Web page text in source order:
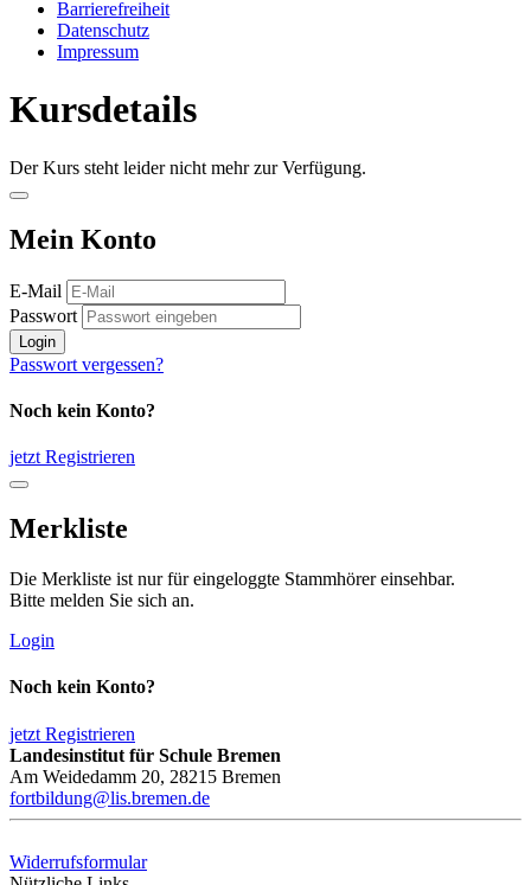
Barrierefreiheit
Datenschutz
Impressum
Kursdetails
Der Kurs steht leider nicht mehr zur Verfügung.
Mein Konto
E-Mail
Passwort
Login
Passwort vergessen?
Noch kein Konto?
jetzt Registrieren
Merkliste
Die Merkliste ist nur für eingeloggte Stammhörer einsehbar.
Bitte melden Sie sich an.
Login
Noch kein Konto?
jetzt Registrieren
Landesinstitut für Schule Bremen
Am Weidedamm 20, 28215 Bremen
fortbildung@lis.bremen.de
Widerrufsformular